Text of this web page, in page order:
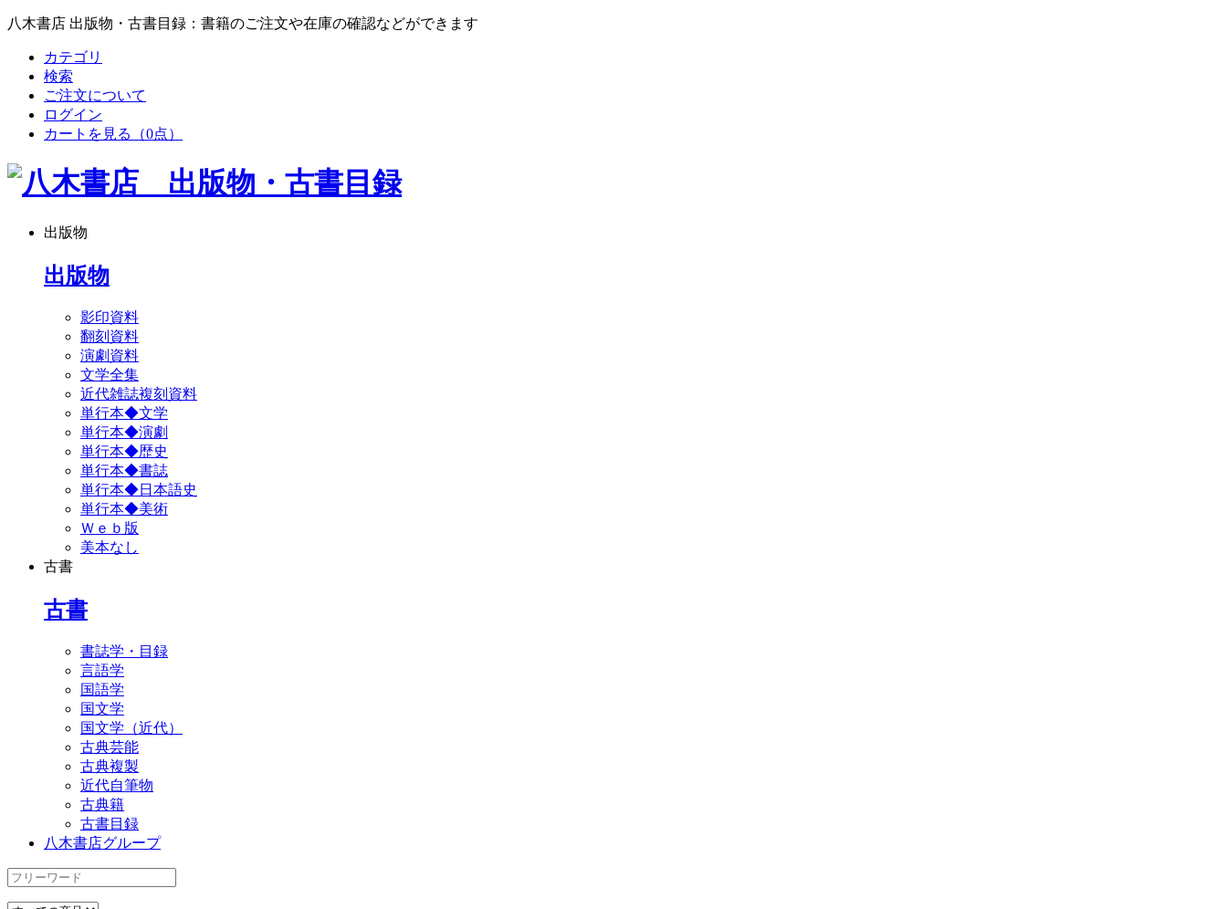
八木書店 出版物・古書目録：書籍のご注文や在庫の確認などができます
カテゴリ
検索
ご注文について
ログイン
カートを見る
（0点）
出版物
出版物
影印資料
翻刻資料
演劇資料
文学全集
近代雑誌複刻資料
単行本◆文学
単行本◆演劇
単行本◆歴史
単行本◆書誌
単行本◆日本語史
単行本◆美術
Ｗｅｂ版
美本なし
古書
古書
書誌学・目録
言語学
国語学
国文学
国文学（近代）
古典芸能
古典複製
近代自筆物
古典籍
古書目録
八木書店グループ